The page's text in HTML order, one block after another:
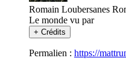
Romain Loubersanes
Le monde vu par
+ Crédits
Permalien : https://